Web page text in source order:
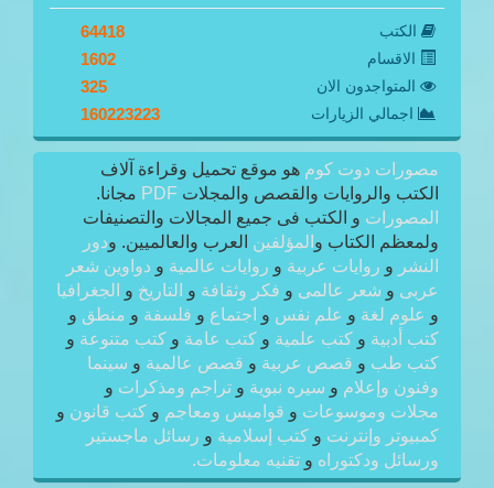
الكتب 64418
الاقسام 1602
المتواجدون الان 325
اجمالي الزيارات 160223223
مصورات دوت كوم هو موقع تحميل وقراءة آلاف
الكتب والروايات والقصص والمجلات PDF مجانا.
المصورات و الكتب فى جميع المجالات والتصنيفات
ولمعظم الكتاب و المؤلفين العرب والعالميين. ودور
النشر و روايات عربية و روايات عالمية و دواوين شعر
عربى و شعر عالمى و فكر وثقافة و التاريخ و الجغرافيا
و علوم لغة و علم نفس و اجتماع و فلسفة و منطق و
كتب أدبية و كتب علمية و كتب عامة و كتب متنوعة و
كتب طب و قصص عربية و قصص عالمية و سينما
وفنون وإعلام و سيره نبوية و تراجم ومذكرات و
مجلات وموسوعات و قواميس ومعاجم و كتب قانون و
كمبيوتر وإنترنت و كتب إسلامية و رسائل ماجستير
ورسائل ودكتوراه و تقنيه معلومات.